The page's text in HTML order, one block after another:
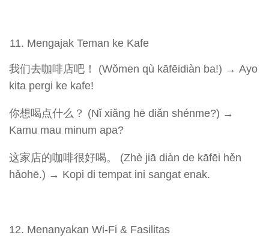
Mengajak Teman ke Kafe
我们去咖啡店吧！ (Wǒmen qù kāfēidiàn ba!) → Ayo
kita pergi ke kafe!
你想喝点什么？ (Nǐ xiǎng hē diǎn shénme?) →
Kamu mau minum apa?
这家店的咖啡很好喝。 (Zhè jiā diàn de kāfēi hěn
hǎohē.) → Kopi di tempat ini sangat enak.
Menanyakan Wi-Fi & Fasilitas